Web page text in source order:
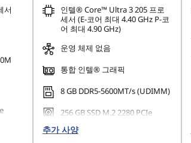
서
인텔® Core™ Ultra 3 205 프로
세서 (E-코어 최대 4.40 GHz P-코
어 최대 4.90 GHz)
운영 체제 없음
통합 인텔® 그래픽
8 GB DDR5-5600MT/s (UDIMM)
256 GB SSD M.2 2280 PCIe
추가 사양